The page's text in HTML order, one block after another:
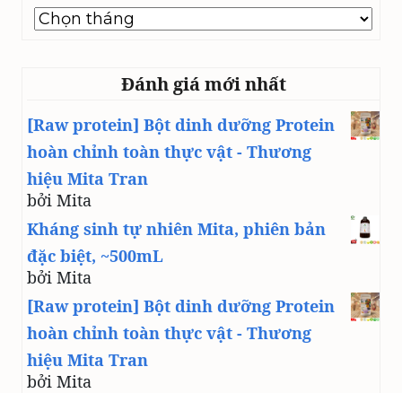
Time
line
Đánh giá mới nhất
[Raw protein] Bột dinh dưỡng Protein
hoàn chỉnh toàn thực vật - Thương
hiệu Mita Tran
bởi Mita
Kháng sinh tự nhiên Mita, phiên bản
đặc biệt, ~500mL
bởi Mita
[Raw protein] Bột dinh dưỡng Protein
hoàn chỉnh toàn thực vật - Thương
hiệu Mita Tran
bởi Mita